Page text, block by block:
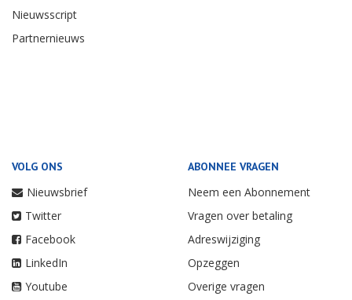
Nieuwsscript
Partnernieuws
VOLG ONS
Nieuwsbrief
Twitter
Facebook
LinkedIn
Youtube
ABONNEE VRAGEN
Neem een Abonnement
Vragen over betaling
Adreswijziging
Opzeggen
Overige vragen